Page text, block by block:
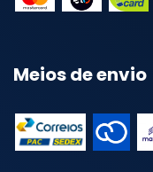
Meios de envio